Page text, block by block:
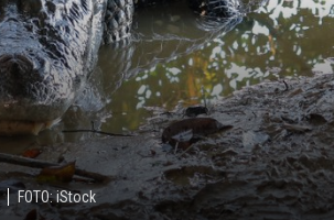
FOTO: iStock